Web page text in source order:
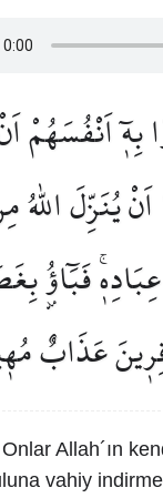
اَنْفُسَهُمْ
اَنْ يُنَزِّلَ
فَبَٓاؤُ۫
عَذَابٌ
Onlar Allah´ın
vahiy